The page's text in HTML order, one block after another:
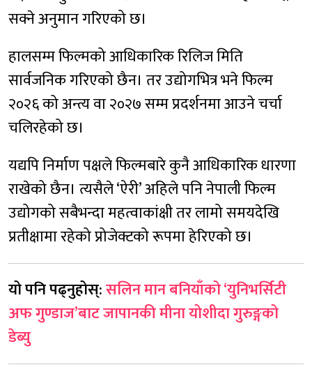
सक्ने अनुमान गरिएको छ।
हालसम्म फिल्मको आधिकारिक रिलिज मिति
सार्वजनिक गरिएको छैन। तर उद्योगभित्र भने फिल्म
२०२६ को अन्त्य वा २०२७ सम्म प्रदर्शनमा आउने चर्चा
चलिरहेको छ।
यद्यपि निर्माण पक्षले फिल्मबारे कुनै आधिकारिक धारणा
राखेको छैन। त्यसैले ‘ऐरी’ अहिले पनि नेपाली फिल्म
उद्योगको सबैभन्दा महत्वाकांक्षी तर लामो समयदेखि
प्रतीक्षामा रहेको प्रोजेक्टको रूपमा हेरिएको छ।
यो पनि पढ्नुहोस्:सलिन मान बनियाँको ‘युनिभर्सिटी
अफ गुण्डाज’बाट जापानकी मीना योशीदा गुरुङ्गको
डेब्यु